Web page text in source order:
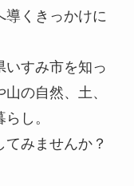
導くきっかけに
すみ市を知っ
の自然、土、
し。
みませんか？